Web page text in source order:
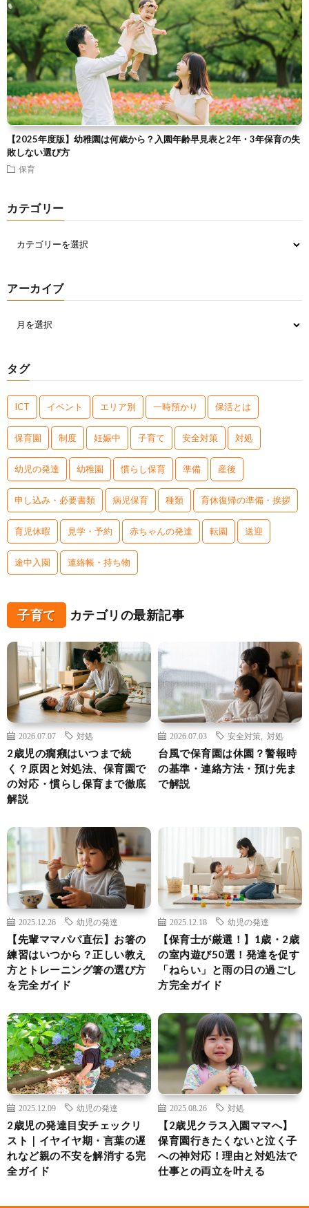
【2025年度版】幼稚園は何歳から？入園年齢早見表と2年・3年保育の失
敗しない選び方
保育
カテゴリー
アーカイブ
タグ
ICT イベント エリア別 一時預かり 保活とは
保育園 制度 妊娠中 子育て 安全対策 対処
幼児の発達 幼稚園 慣らし保育 準備 産後
申し込み・必要書類 病児保育 種類 育休復帰の準備・挨拶
育児休暇 見学・予約 赤ちゃんの発達 転園 送迎
途中入園 連絡帳・持ち物
子育て カテゴリの最新記事
2026.07.07 対処
2歳児の癇癪はいつまで続
く？原因と対処法、保育園で
の対応・慣らし保育まで徹底
解説
2026.07.03 安全対策 対処
台風で保育園は休園？警報時
の基準・連絡方法・預け先ま
で解説
2025.12.26 幼児の発達
【先輩ママパパ直伝】お箸の
練習はいつから？正しい教え
方とトレーニング箸の選び方
を完全ガイド
2025.12.18 幼児の発達
【保育士が厳選！】1歳・2歳
の室内遊び50選！発達を促す
「ねらい」と雨の日の過ごし
方完全ガイド
2025.12.09 幼児の発達
2歳児の発達目安チェックリ
スト｜イヤイヤ期・言葉の遅
れなど親の不安を解消する完
全ガイド
2025.08.26 対処
【2歳児クラス入園ママへ】
保育園行きたくないと泣く子
への神対応！理由と対処法で
仕事との両立を叶える